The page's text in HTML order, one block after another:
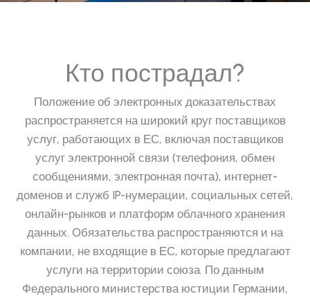
Кто пострадал?
Положение об электронных доказательствах
распространяется на широкий круг поставщиков
услуг, работающих в ЕС, включая поставщиков
услуг электронной связи (телефония, обмен
сообщениями, электронная почта), интернет-
доменов и служб IP-нумерации, социальных сетей,
онлайн-рынков и платформ облачного хранения
данных. Обязательства распространяются и на
компании, не входящие в ЕС, которые предлагают
услуги на территории союза. По данным
Федерального министерства юстиции Германии,